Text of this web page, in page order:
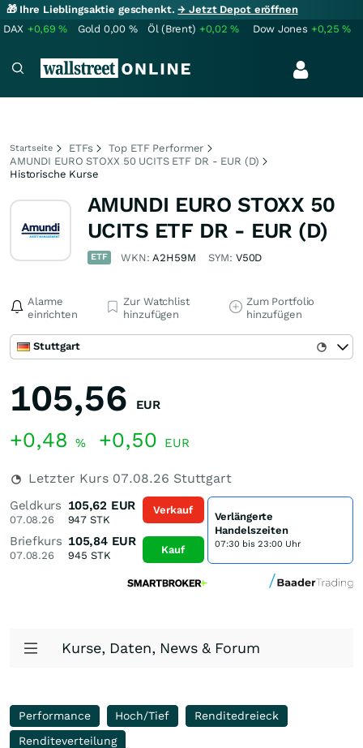
🎁 Ihre Lieblingsaktie geschenkt.→ Jetzt Depot eröffnen
DAX +0,69% Gold 0,00 % Öl (Brent) +0,02% Dow Jones +0,25%
Startseite ETFs
Top ETF Performer
AMUNDI EURO STOXX 50 UCITS ETF DR - EUR (D)
Historische Kurse
AMUNDI EURO STOXX 50
UCITS ETF DR - EUR (D)
ETF WKN:A2H59M SYM: V50D
Alarme
einrichten
Zur Watchlist
hinzufügen
Zum Portfolio
hinzufügen
Stuttgart
105,56 EUR
+0,48 % +0,50 EUR
Letzter Kurs 07.08.26 Stuttgart
Geldkurs
07.08.26
105,62 EUR
947 STK
Briefkurs
07.08.26
105,84 EUR
945 STK
Verkauf
Kauf
Verlängerte
Handelszeiten
07:30 bis 23:00 Uhr
Kurse, Daten, News & Forum
Performance Hoch/Tief
Renditedreieck
Renditeverteilung